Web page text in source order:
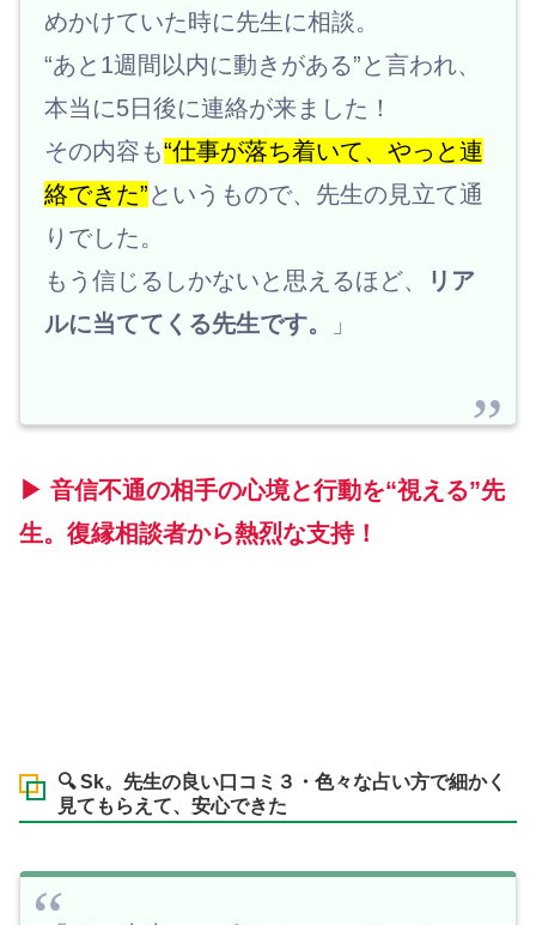
めかけていた時に先生に相談。
“あと1週間以内に動きがある”と言われ、
本当に5日後に連絡が来ました！
その内容も“仕事が落ち着いて、やっと連
絡できた”というもので、先生の見立て通
りでした。
もう信じるしかないと思えるほど、
リア
ルに当ててくる先生です。
」
▶ 音信不通の相手の心境と行動を“視える”先
生。復縁相談者から熱烈な支持！
🔍 Sk。先生の良い口コミ３・色々な占い方で細かく
見てもらえて、安心できた